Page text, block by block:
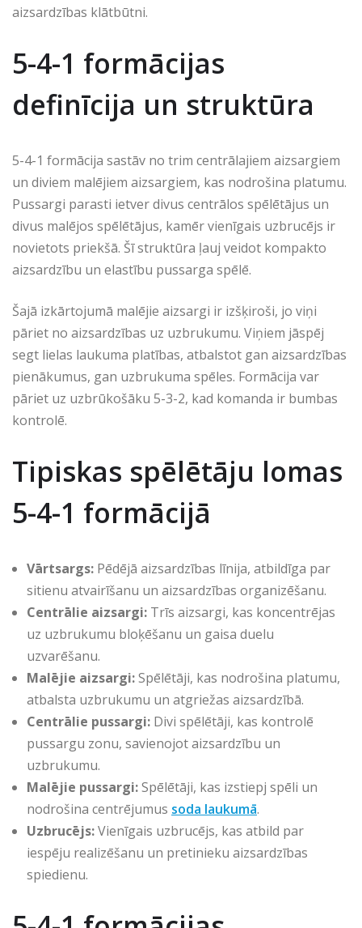
aizsardzības klātbūtni.
5-4-1 formācijas
definīcija un struktūra
5-4-1 formācija sastāv no trim centrālajiem aizsargiem
un diviem malējiem aizsargiem, kas nodrošina platumu.
Pussargi parasti ietver divus centrālos spēlētājus un
divus malējos spēlētājus, kamēr vienīgais uzbrucējs ir
novietots priekšā. Šī struktūra ļauj veidot kompakto
aizsardzību un elastību pussarga spēlē.
Šajā izkārtojumā malējie aizsargi ir izšķiroši, jo viņi
pāriet no aizsardzības uz uzbrukumu. Viņiem jāspēj
segt lielas laukuma platības, atbalstot gan aizsardzības
pienākumus, gan uzbrukuma spēles. Formācija var
pāriet uz uzbrūkošāku 5-3-2, kad komanda ir bumbas
kontrolē.
Tipiskas spēlētāju lomas
5-4-1 formācijā
Vārtsargs: Pēdējā aizsardzības līnija, atbildīga par
sitienu atvairīšanu un aizsardzības organizēšanu.
Centrālie aizsargi: Trīs aizsargi, kas koncentrējas
uz uzbrukumu bloķēšanu un gaisa duelu
uzvarēšanu.
Malējie aizsargi:Spēlētāji, kas nodrošina platumu,
atbalsta uzbrukumu un atgriežas aizsardzībā.
Centrālie pussargi: Divi spēlētāji, kas kontrolē
pussargu zonu, savienojot aizsardzību un
uzbrukumu.
Malējie pussargi:Spēlētāji, kas izstiepj spēli un
nodrošina centrējumus soda laukumā.
Uzbrucējs:Vienīgais uzbrucējs, kas atbild par
iespēju realizēšanu un pretinieku aizsardzības
spiedienu.